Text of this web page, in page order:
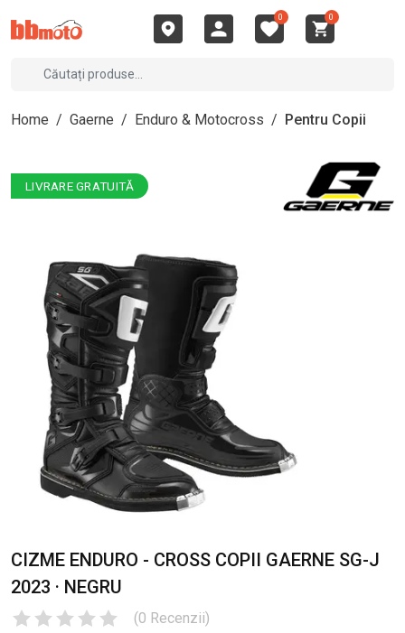
0 0
Home / Gaerne / Enduro & Motocross / Pentru Copii
LIVRARE GRATUITĂ
CIZME ENDURO - CROSS COPII GAERNE SG-J
2023 · NEGRU
(0 Recenzii)